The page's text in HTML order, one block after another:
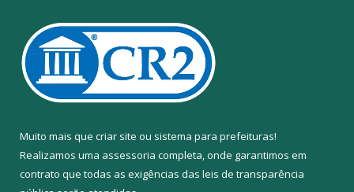
Muito mais que criar site ou sistema para prefeituras!
Realizamos uma assessoria completa, onde garantimos em
contrato que todas as exigências das leis de transparência